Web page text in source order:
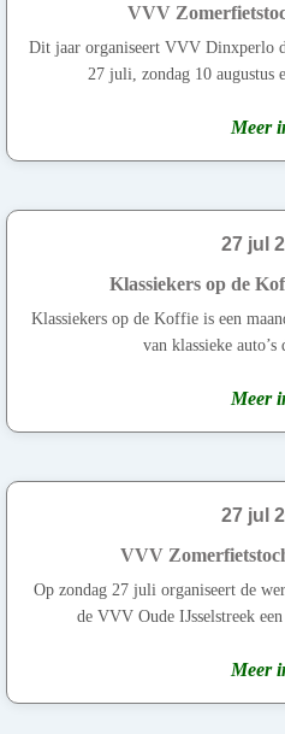
VVV
Dit jaar organiseert VVV Dinxperlo
27 juli, zondag 10 augustus
Meer
27 jul
Klassiekers op de
Klassiekers op de Koffie is een
van klassieke auto’s
Meer
27 jul
VVV
Op zondag 27 juli organiseert de
de VVV Oude IJsselstreek
Meer